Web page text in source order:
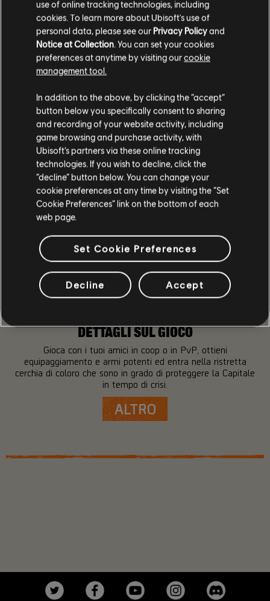
STORIA
Guida una squadra di agenti scelti in una Washington post-
società.
ALTRO
DETTAGLI SUL GIOCO
Gioca con i tuoi amici in coop o in PvP, ottieni
equipaggiamento e armi potenti ed entra nella ristretta
cerchia di coloro che sono in grado di proteggere la Capitale
in tempo di crisi.
ALTRO
use of online tracking technologies, including
cookies. To learn more about Ubisoft's use of
personal data, please see our Privacy Policyand
Notice at Collection . You can set your cookies
preferences at anytime by visiting ourcookie
management tool.
In addition to the above, by clicking the “accept”
button below you specifically consent to sharing
and recording of your website activity, including
game browsing and purchase activity, with
Ubisoft’s partners via these online tracking
technologies. If you wish to decline, click the
“decline” button below. You can change your
cookie preferences at any time by visiting the “Set
Cookie Preferences” link on the bottom of each
web page.
Set Cookie Preferences
Decline Accept